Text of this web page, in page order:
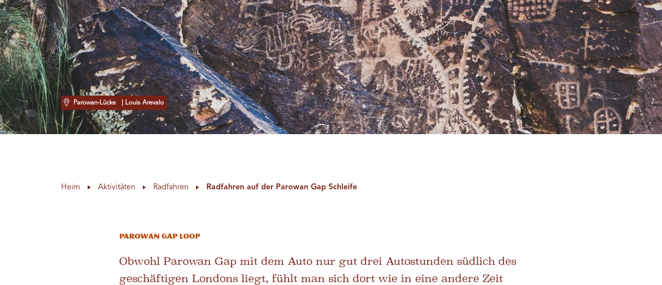
Parowan-Lücke | Louis Arevalo
Heim Aktivitäten Radfahren Radfahren auf der Parowan Gap Schleife
Parowan Gap Loop
Obwohl Parowan Gap mit dem Auto nur gut drei Autostunden südlich des
geschäftigen Londons liegt, fühlt man sich dort wie in eine andere Zeit